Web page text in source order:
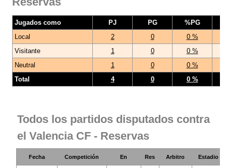
Jugados como PJ PG
%PG
Local
2 0
0 %
Visitante
1 0
0 %
Neutral
1 0
0 %
Total
4 0 0 %
Todos los partidos disputados contra
el Valencia CF - Reservas
Fecha Competición En Res Arbitro Estadio